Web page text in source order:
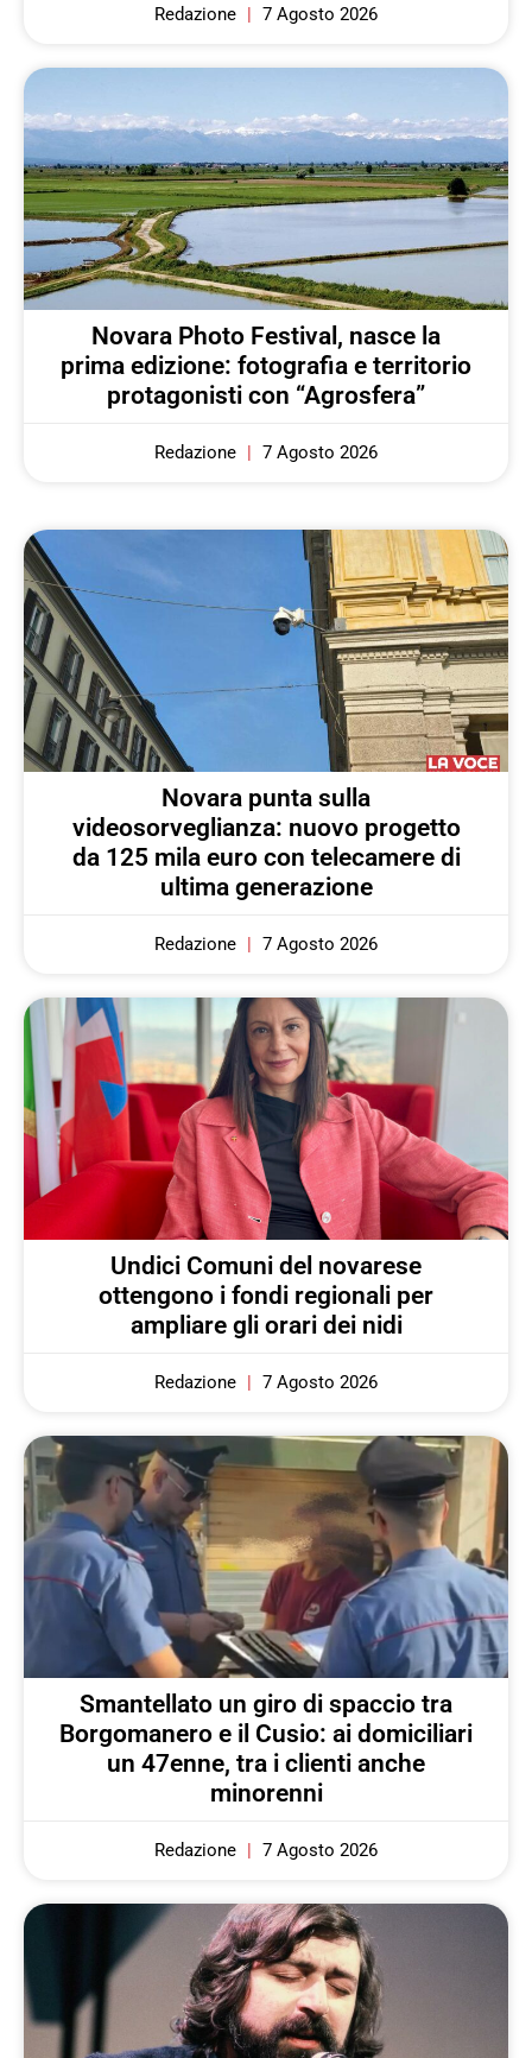
Redazione 7 Agosto 2026
Novara Photo Festival, nasce la
prima edizione: fotografia e territorio
protagonisti con “Agrosfera”
Redazione 7 Agosto 2026
Novara punta sulla
videosorveglianza: nuovo progetto
da 125 mila euro con telecamere di
ultima generazione
Redazione 7 Agosto 2026
Undici Comuni del novarese
ottengono i fondi regionali per
ampliare gli orari dei nidi
Redazione 7 Agosto 2026
Smantellato un giro di spaccio tra
Borgomanero e il Cusio: ai domiciliari
un 47enne, tra i clienti anche
minorenni
Redazione 7 Agosto 2026